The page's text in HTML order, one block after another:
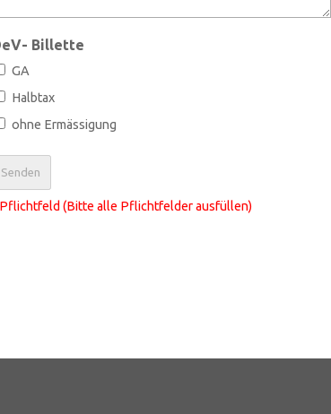
Billette
GA
Halbtax
ohne Ermässigung
(Bitte alle Pflichtfelder ausfüllen)